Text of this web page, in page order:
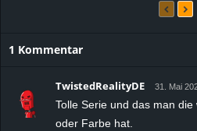
1 Kommentar
TwistedRealityDE 31. Mai
Tolle Serie und das man
oder Farbe hat.